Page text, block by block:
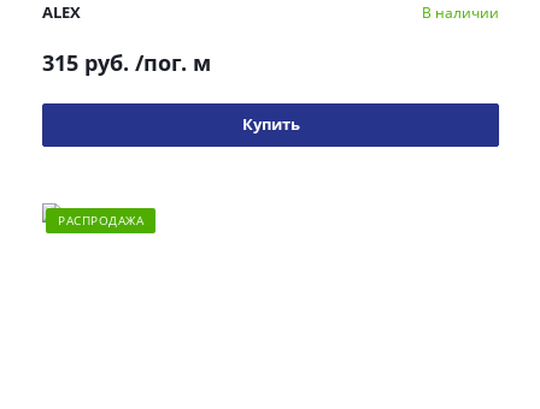
ALEX В наличии
315 руб. /пог. м
Купить
РАСПРОДАЖА